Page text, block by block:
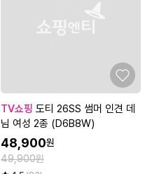
TV쇼핑
님 여성 2종 (D6B8W)
48,900원
49,900원